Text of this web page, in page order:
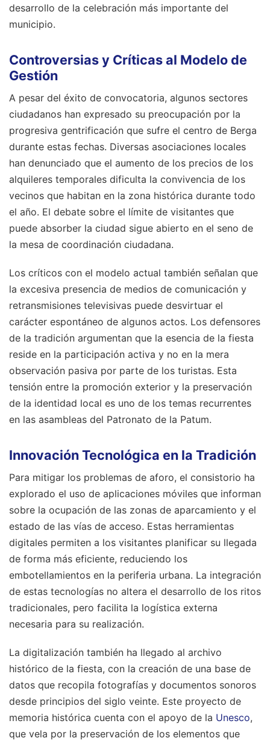
desarrollo de la celebración más importante del
municipio.
Controversias y Críticas al Modelo de
Gestión
A pesar del éxito de convocatoria, algunos sectores
ciudadanos han expresado su preocupación por la
progresiva gentrificación que sufre el centro de Berga
durante estas fechas. Diversas asociaciones locales
han denunciado que el aumento de los precios de los
alquileres temporales dificulta la convivencia de los
vecinos que habitan en la zona histórica durante todo
el año. El debate sobre el límite de visitantes que
puede absorber la ciudad sigue abierto en el seno de
la mesa de coordinación ciudadana.
Los críticos con el modelo actual también señalan que
la excesiva presencia de medios de comunicación y
retransmisiones televisivas puede desvirtuar el
carácter espontáneo de algunos actos. Los defensores
de la tradición argumentan que la esencia de la fiesta
reside en la participación activa y no en la mera
observación pasiva por parte de los turistas. Esta
tensión entre la promoción exterior y la preservación
de la identidad local es uno de los temas recurrentes
en las asambleas del Patronato de la Patum.
Innovación Tecnológica en la Tradición
Para mitigar los problemas de aforo, el consistorio ha
explorado el uso de aplicaciones móviles que informan
sobre la ocupación de las zonas de aparcamiento y el
estado de las vías de acceso. Estas herramientas
digitales permiten a los visitantes planificar su llegada
de forma más eficiente, reduciendo los
embotellamientos en la periferia urbana. La integración
de estas tecnologías no altera el desarrollo de los ritos
tradicionales, pero facilita la logística externa
necesaria para su realización.
La digitalización también ha llegado al archivo
histórico de la fiesta, con la creación de una base de
datos que recopila fotografías y documentos sonoros
desde principios del siglo veinte. Este proyecto de
memoria histórica cuenta con el apoyo de la Unesco,
que vela por la preservación de los elementos que